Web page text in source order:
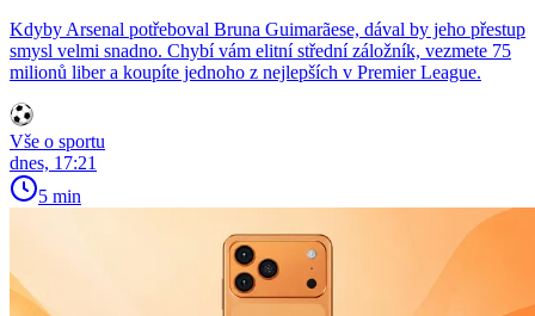
Kdyby Arsenal potřeboval Bruna Guimarãese, dával by jeho přestup
smysl velmi snadno. Chybí vám elitní střední záložník, vezmete 75
milionů liber a koupíte jednoho z nejlepších v Premier League.
Vše o sportu
dnes, 17:21
5 min